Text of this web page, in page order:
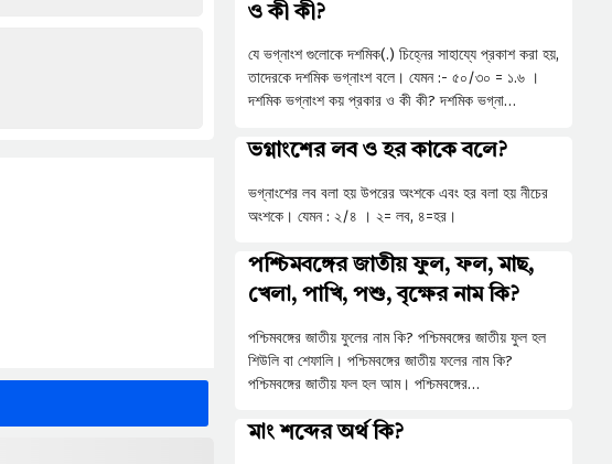
ও কী কী?
যে ভগ্নাংশ গুলোকে দশমিক(.) চিহ্নের সাহায্যে প্রকাশ করা হয়,
তাদেরকে দশমিক ভগ্নাংশ বলে। যেমন :- ৫০/৩০ = ১.৬ ।
দশমিক ভগ্নাংশ কয় প্রকার ও কী কী? দশমিক ভগ্না…
ভগ্নাংশের লব ও হর কাকে বলে?
ভগ্নাংশের লব বলা হয় উপরের অংশকে এবং হর বলা হয় নীচের
অংশকে। যেমন : ২/৪ । ২= লব, ৪=হর।
পশ্চিমবঙ্গের জাতীয় ফুল, ফল, মাছ,
খেলা, পাখি, পশু, বৃক্ষের নাম কি?
পশ্চিমবঙ্গের জাতীয় ফুলের নাম কি? পশ্চিমবঙ্গের জাতীয় ফুল হল
শিউলি বা শেফালি। পশ্চিমবঙ্গের জাতীয় ফলের নাম কি?
পশ্চিমবঙ্গের জাতীয় ফল হল আম। পশ্চিমবঙ্গের…
মাং শব্দের অর্থ কি?